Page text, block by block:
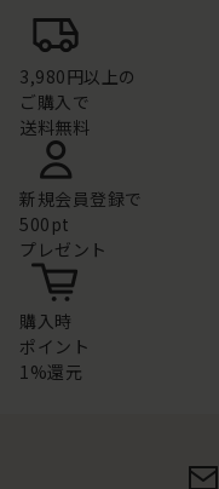
3,980円以上の
ご購入で
送料無料
新規会員登録で
500pt
プレゼント
購入時
ポイント
1%還元